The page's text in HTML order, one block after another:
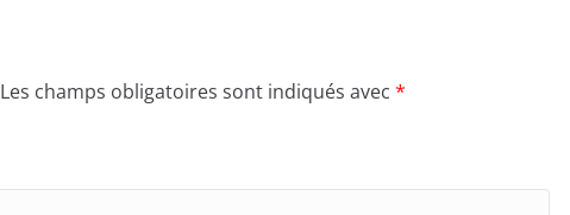
Les champs obligatoires sont indiqués avec *